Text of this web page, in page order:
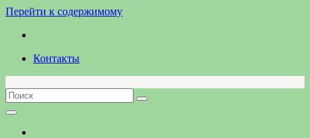
Перейти к содержимому
Контакты